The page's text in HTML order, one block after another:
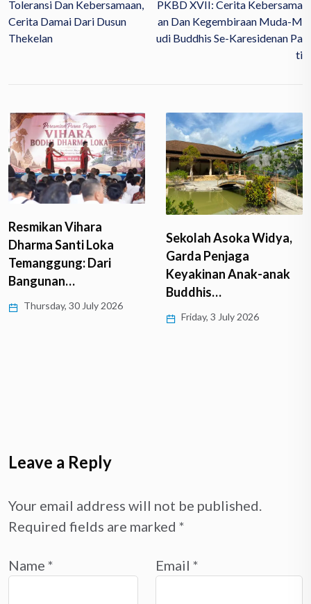
Toleransi Dan Kebersamaan,
Cerita Damai Dari Dusun
Thekelan
PKBD XVII: Cerita Kebersama
An Dan Kegembiraan Muda-M
Udi Buddhis Se-Karesidenan Pa
Ti
Resmikan Vihara
Dharma Santi Loka
Temanggung: Dari
Bangunan…
Thursday, 30 July 2026
Sekolah Asoka Widya,
Garda Penjaga
Keyakinan Anak-anak
Buddhis…
Friday, 3 July 2026
Leave a Reply
Your email address will not be published.
Required fields are marked *
Name * Email *